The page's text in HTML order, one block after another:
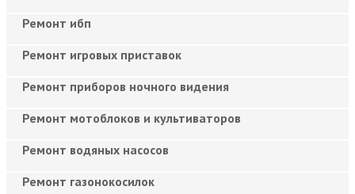
Ремонт ибп
Ремонт игровых приставок
Ремонт приборов ночного видения
Ремонт мотоблоков и культиваторов
Ремонт водяных насосов
Ремонт газонокосилок